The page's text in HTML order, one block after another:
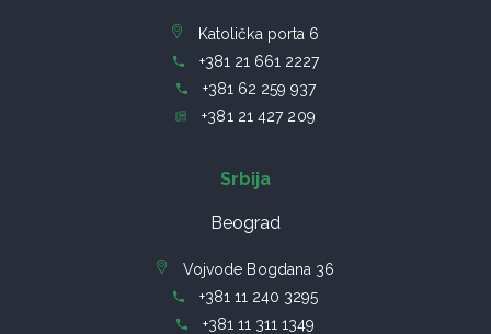
Katolička porta 6
+381 21 661 2227
+381 62 259 937
+381 21 427 209
Srbija
Beograd
Vojvode Bogdana 36
+381 11 240 3295
+381 11 311 1349